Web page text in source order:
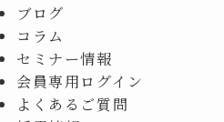
ブログ
コラム
セミナー情報
会員専用ログイン
よくあるご質問